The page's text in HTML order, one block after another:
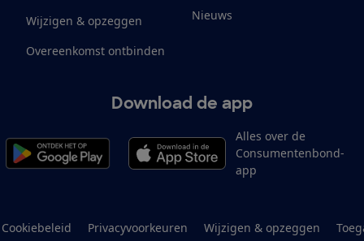
Wijzigen & opzeggen
Overeenkomst ontbinden
Nieuws
Download de app
Alles over de
Consumentenbond-
app
Cookiebeleid Privacyvoorkeuren Wijzigen & opzeggen